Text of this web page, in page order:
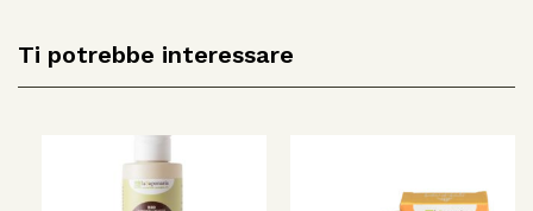
Ti potrebbe interessare